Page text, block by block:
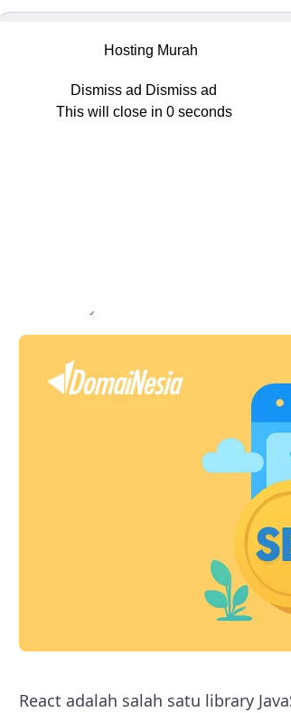
Strategi
React adalah salah satu library
Dismiss ad Dismiss ad
This will close in 0seconds